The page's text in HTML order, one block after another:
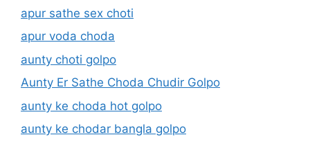
apur sathe sex choti
apur voda choda
aunty choti golpo
Aunty Er Sathe Choda Chudir Golpo
aunty ke choda hot golpo
aunty ke chodar bangla golpo